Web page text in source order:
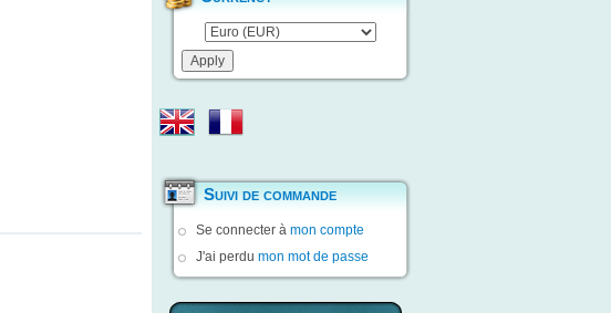
Suivi de commande
Se connecter à mon compte
J'ai perdu mon mot de passe